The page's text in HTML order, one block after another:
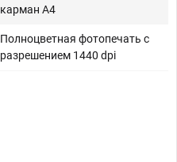
карман A4
Полноцветная фотопечать с
разрешением 1440 dpi